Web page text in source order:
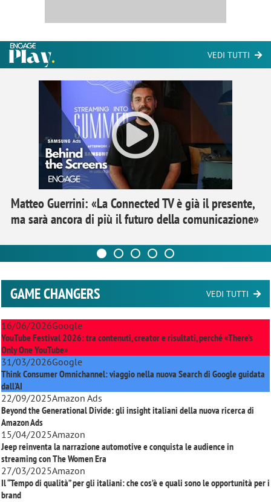
VEDI TUTTI
Matteo Guerrini: «La Connected TV è già il presente,
ma sarà ancora di più il futuro della comunicazione»
GAME CHANGERS VEDI TUTTI
16/06/2026Google
YouTube Festival 2026: tra contenuti, creator e risultati, perché «There’s
Only One YouTube»
31/03/2026Google
Think Consumer Omnichannel: viaggio nella nuova Search di Google guidata
dall'AI
22/09/2025Amazon Ads
Beyond the Generational Divide: gli insight italiani della nuova ricerca di
Amazon Ads
15/04/2025Amazon
Jeep reinventa la narrazione automotive e conquista le audience in
streaming conThe Women Era
27/03/2025Amazon
Il “Tempo di qualità” per gli italiani: che cos’è e quali sono le opportunità per i
brand